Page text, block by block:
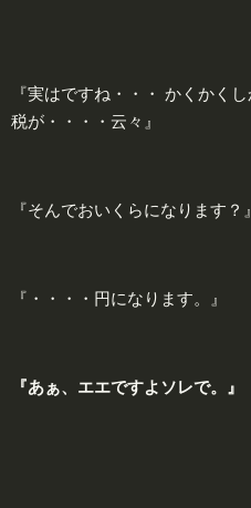
『実はですね・・・ かくかく
税が・・・・云々』
『そんでおいくらになります？』
『・・・・円になります。』
『あぁ、 エエですよ ソレで。』